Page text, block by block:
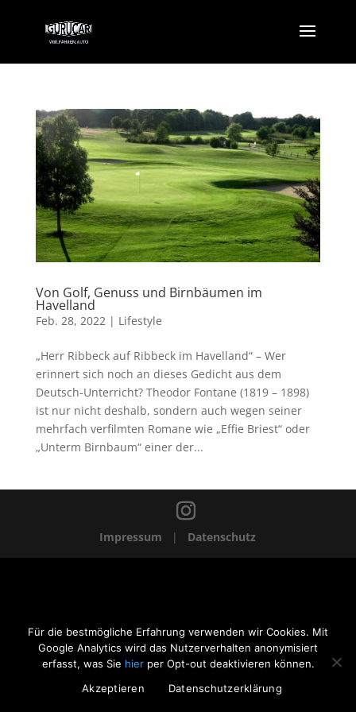
Von Golf, Genuss und Birnbäumen im
Havelland
Feb. 28, 2022| Lifestyle
„Herr Ribbeck auf Ribbeck im Havelland“ – Wer
erinnert sich noch an dieses Gedicht aus dem
Deutsch-Unterricht? Theodor Fontane (1819 – 1898)
ist nur nicht deshalb, sondern auch wegen seiner
mehrfach verfilmten Romane wie „Effie Briest“ oder
„Unterm Birnbaum“ einer der...
Impressum | Datenschutz
Für die bestmögliche Erfahrung verwenden wir Cookies. Mit
Google Analytics wird das Nutzerverhalten anonymisiert
erfasst, was Sie hier per Opt-out deaktivieren können.
Akzeptieren
Datenschutzerklärung